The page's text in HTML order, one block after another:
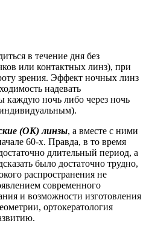
в течение дня без
или контактных линз), при
зрения. Эффект ночных линз
надевать
каждую ночь либо через ночь
(ОК) линзы, а вместе с ними
60-х. Правда, в то время
длительный период, а
было достаточно трудно,
распространения не
современного
и возможности изготовления
ортокератология